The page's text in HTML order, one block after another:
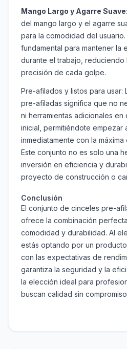
Mango Largo y Agarre Suave:
del mango largo y el agarre
para la comodidad del
fundamental para mantener la
durante el trabajo, reduciendo
precisión de cada golpe.
Pre-afilados y listos para usar:
pre-afiladas significa que no
ni herramientas adicionales
inicial, permitiéndote empezar
inmediatamente con la máxima
Este conjunto no es solo una
inversión en eficiencia y
proyecto de construcción o
Conclusión
El conjunto de cinceles pre-
ofrece la combinación
comodidad y durabilidad. Al
estás optando por un
con las expectativas de
garantiza la seguridad y la
la elección ideal para
buscan calidad sin